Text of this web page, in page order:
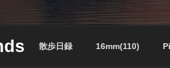
散歩日録 16mm(110)